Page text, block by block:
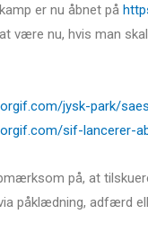
er nu åbnet på
være nu, hvis man
jysk-park/
sif-lancerer-
på, at
påklædning, adfærd